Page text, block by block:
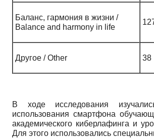
Баланс, гармония в жизни /
Balance and harmony in life
Другое / Other 38
В ходе исследования
использования смартфона
академического киберлафинга и
Для этого использовались